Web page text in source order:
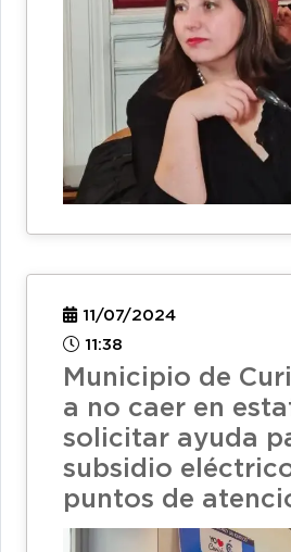
11/07/2024
11:38
Municipio de
a no caer en
solicitar ayuda
subsidio
puntos de